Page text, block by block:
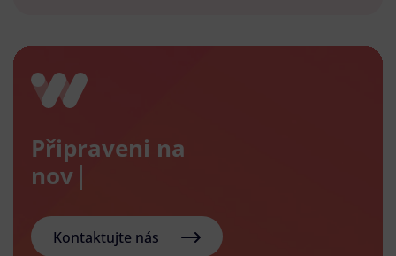
Připraveni na
nový e-sho
Kontaktujte nás